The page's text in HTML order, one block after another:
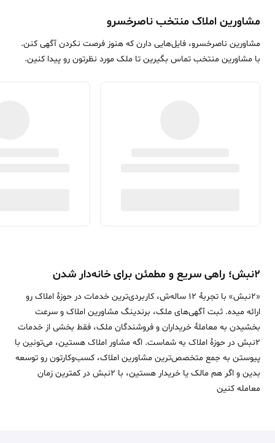
مشاورین املاک منتخب ناصرخسرو
مشاورین ناصرخسرو، فایل‌هایی دارن که هنوز فرصت نکردن آگهی کنن.
با مشاورین منتخب تماس بگیرین تا ملک مورد نظرتون رو پیدا کنین.
۲نبش؛ راهی سریع و مطمئن برای خانه‌دار شدن
«2نبش» با تجربۀ 12 ساله‌ش، کاربردی‌ترین خدمات در حوزۀ املاک رو
ارائه میده. ثبت آگهی‌های ملک، برندینگ مشاورین املاک و سرعت
بخشیدن به معاملۀ خریداران و فروشندگان ملک، فقط بخشی از خدمات
2نبش در حوزۀ املاک به شماست. اگه مشاور املاک هستین، می‌تونین با
پیوستن به جمع متخصص‌ترین مشاورین املاک، کسب‌وکارتون رو توسعه
بدین و اگر هم مالک یا خریدار هستین، با 2نبش در کمترین زمان
معامله‌ کنین